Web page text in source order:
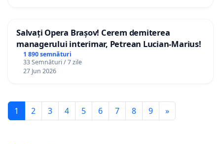
Salvați Opera Brașov! Cerem demiterea
managerului interimar, Petrean Lucian-Marius!
1 890 semnături
33 Semnături / 7 zile
27 Jun 2026
1 2 3 4 5 6 7 8 9 »